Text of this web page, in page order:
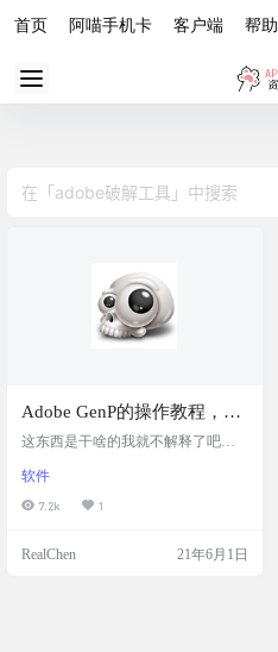
首页 阿喵手机卡 客户端 帮助
Adobe GenP的操作教程，
Adobe 全家桶 通杀补丁
这东西是干啥的我就不解释了吧，
会操作或者找不到可用资源 阿喵简
单介绍下操作吧 软件截图 软件操作
不变动默认在C盘programfiles目录下
软件
7.2k 1
RealChen 21年6月1日